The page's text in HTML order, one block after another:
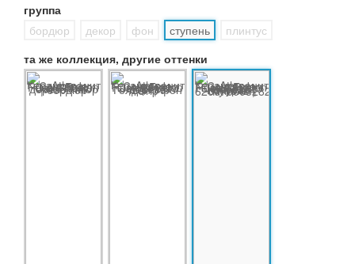
группа
бордюр
декор фон ступень
плинтус
та же коллекция, другие оттенки